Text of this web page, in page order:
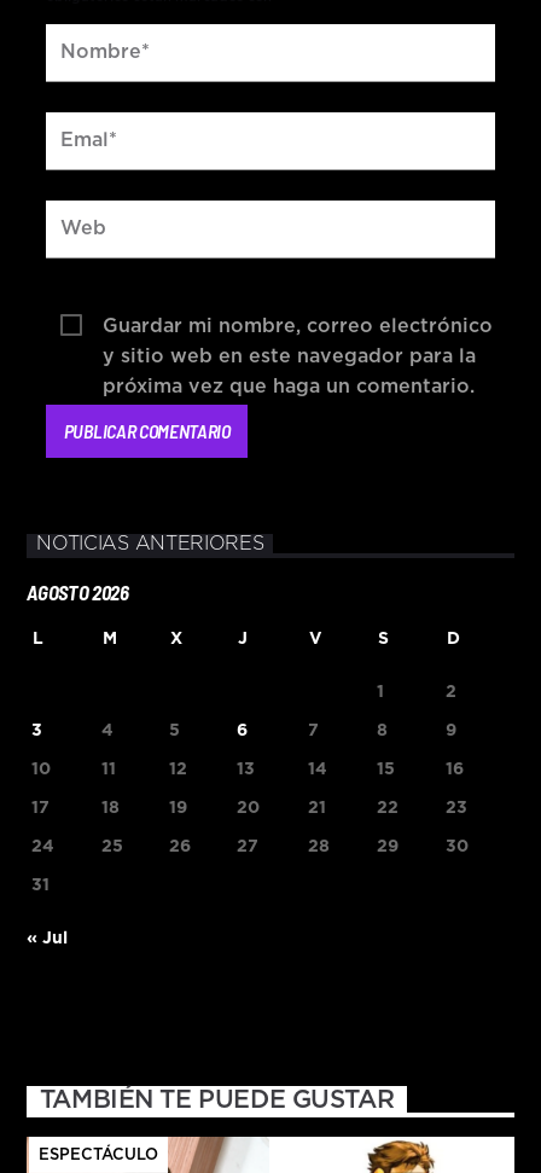
Guardar mi nombre, correo electrónico
y sitio web en este navegador para la
próxima vez que haga un comentario.
NOTICIAS ANTERIORES
AGOSTO 2026
L M X J V S D
1 2
3 4 5 6 7 8 9
10 11 12 13 14 15 16
17 18 19 20 21 22 23
24 25 26 27 28 29 30
31
« Jul
TAMBIÉN TE PUEDE GUSTAR
ESPECTÁCULO